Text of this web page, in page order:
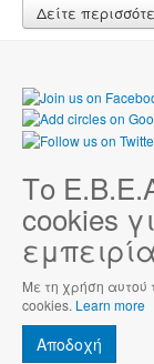
Δείτε
Το
cookies
Με τη χρήση αυτού
cookies. Learn more
Αποδοχή